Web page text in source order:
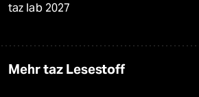
taz lab 2027
Mehr taz Lesestoff